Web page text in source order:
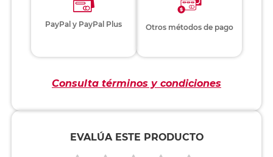
PayPal y PayPal Plus Otros métodos de pago
Consulta términos y condiciones
EVALÚA ESTE PRODUCTO